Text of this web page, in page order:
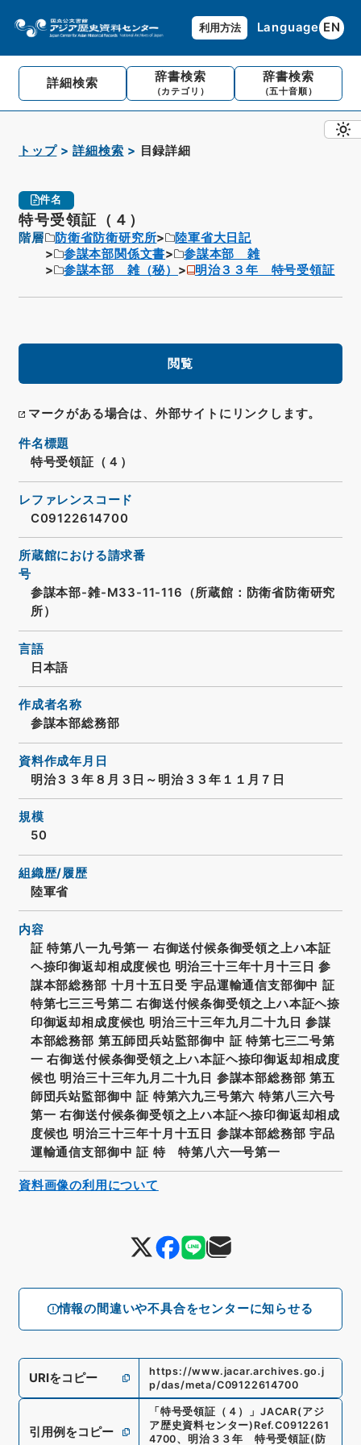
利用方法 Language EN
詳細検索 辞書検索
（カテゴリ）
辞書検索
（五十音順）
トップ 詳細検索 目録詳細
件名
特号受領証（４）
階層 防衛省防衛研究所
陸軍省大日記
参謀本部関係文書
参謀本部 雑
参謀本部 雑（秘）
明治３３年 特号受領証
閲覧
マークがある場合は、外部サイトにリンクします。
情報の間違いや不具合をセンターに知らせる
件名標題
特号受領証（４）
レファレンスコード
C09122614700
所蔵館における請求番
号
参謀本部-雑-M33-11-116（所蔵館：防衛省防衛研究
所）
言語
日本語
作成者名称
参謀本部総務部
資料作成年月日
明治３３年８月３日～明治３３年１１月７日
規模
50
組織歴/履歴
陸軍省
内容
証 特第八一九号第一 右御送付候条御受領之上ハ本証
ヘ捺印御返却相成度候也 明治三十三年十月十三日 参
謀本部総務部 十月十五日受 宇品運輸通信支部御中 証
特第七三三号第二 右御送付候条御受領之上ハ本証ヘ捺
印御返却相成度候也 明治三十三年九月二十九日 参謀
本部総務部 第五師団兵站監部御中 証 特第七三二号第
一 右御送付候条御受領之上ハ本証ヘ捺印御返却相成度
候也 明治三十三年九月二十九日 参謀本部総務部 第五
師団兵站監部御中 証 特第六九三号第六 特第八三六号
第一 右御送付候条御受領之上ハ本証ヘ捺印御返却相成
度候也 明治三十三年十月十五日 参謀本部総務部 宇品
運輸通信支部御中 証 特 特第八六一号第一
URIをコピー
https://www.jacar.archives.go.j
p/das/meta/C09122614700
引用例をコピー
「 特号受領証（４） 」 JACAR(アジ
ア歴史資料センター) Ref.C0912261
4700、 明治３３年 特号受領証( 防
資料画像の利用について